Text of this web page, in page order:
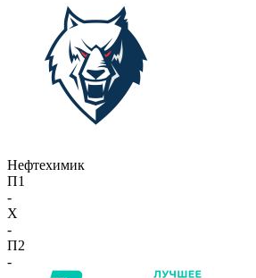
Нефтехимик
П1
-
X
-
П2
-